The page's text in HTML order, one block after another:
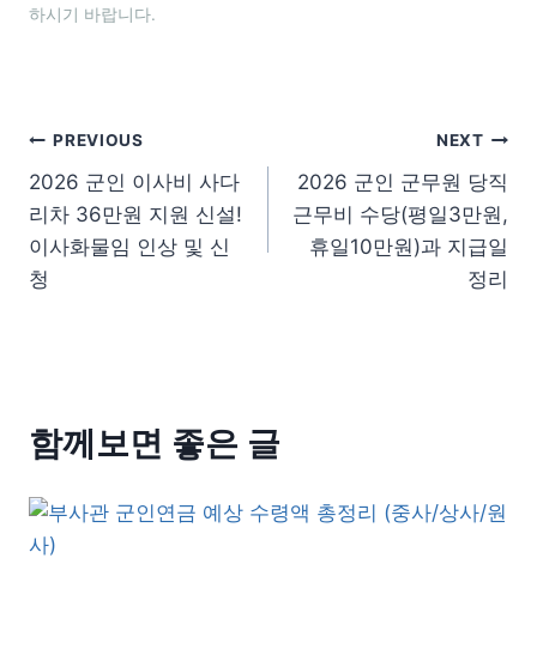
하시기 바랍니다.
글 탐색
PREVIOUS
2026 군인 이사비 사다
리차 36만원 지원 신설!
이사화물임 인상 및 신
청
NEXT
2026 군인 군무원 당직
근무비 수당(평일3만원,
휴일10만원)과 지급일
정리
함께보면 좋은 글